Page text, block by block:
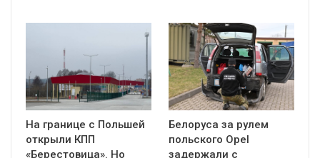
На границе с Польшей
открыли КПП
«Берестовица». Но
Белоруса за рулем
польского Opel
задержали с